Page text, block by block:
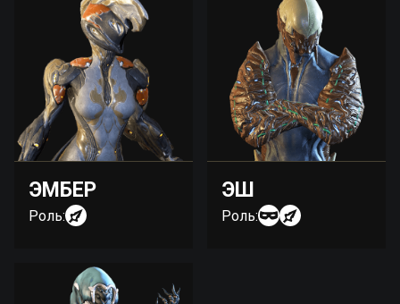
ЭМБЕР
Роль:
ЭШ
Роль: